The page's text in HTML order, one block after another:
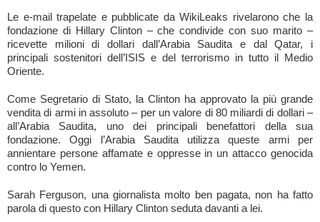
Le e-mail trapelate e pubblicate da WikiLeaks rivelarono che la
fondazione di Hillary Clinton – che condivide con suo marito –
ricevette milioni di dollari dall’Arabia Saudita e dal Qatar, i
principali sostenitori dell’ISIS e del terrorismo in tutto il Medio
Oriente.
Come Segretario di Stato, la Clinton ha approvato la più grande
vendita di armi in assoluto – per un valore di 80 miliardi di dollari –
all’Arabia Saudita, uno dei principali benefattori della sua
fondazione. Oggi l’Arabia Saudita utilizza queste armi per
annientare persone affamate e oppresse in un attacco genocida
contro lo Yemen.
Sarah Ferguson, una giornalista molto ben pagata, non ha fatto
parola di questo con Hillary Clinton seduta davanti a lei.